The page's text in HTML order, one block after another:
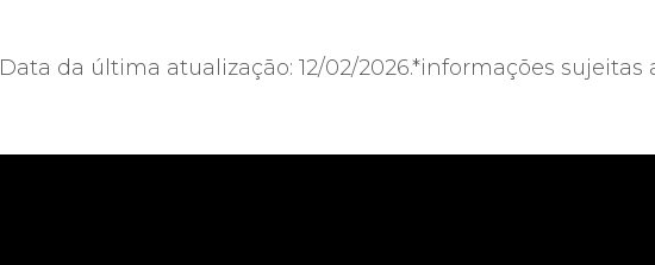
Data da última atualização: 12/02/2026.*informações sujeitas